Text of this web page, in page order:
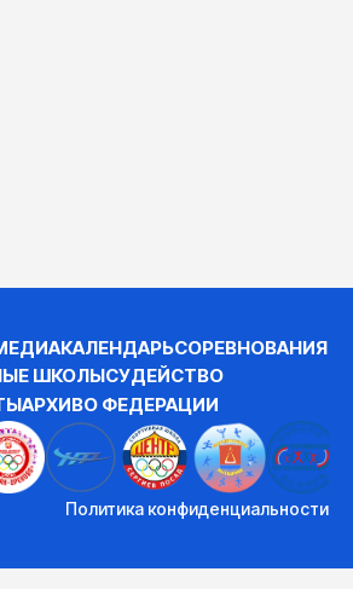
КАЛЕНДАРЬСОРЕВНОВАНИЯ
ШКОЛЫСУДЕЙСТВО
АРХИВО ФЕДЕРАЦИИ
Политика конфиденциальности